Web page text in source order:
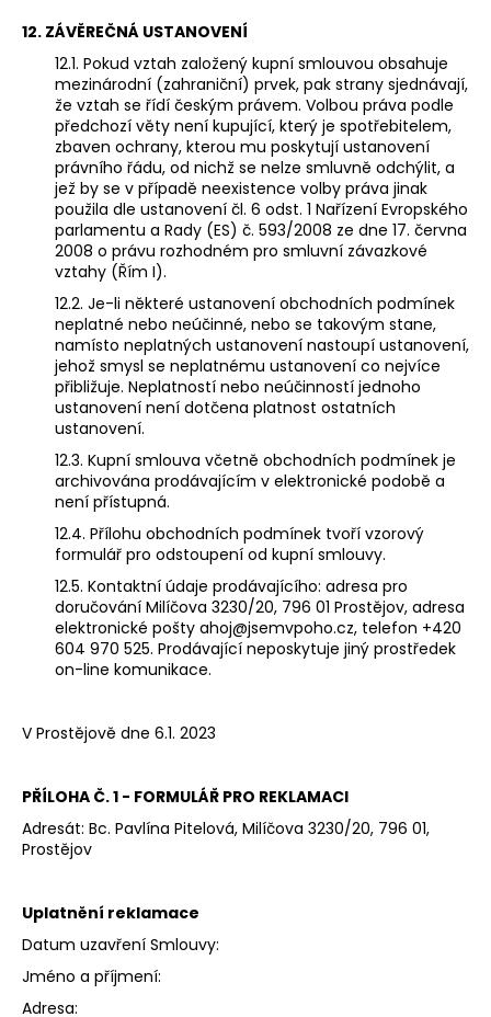
12. ZÁVĚREČNÁ USTANOVENÍ
12.1. Pokud vztah založený kupní smlouvou obsahuje
mezinárodní (zahraniční) prvek, pak strany sjednávají,
že vztah se řídí českým právem. Volbou práva podle
předchozí věty není kupující, který je spotřebitelem,
zbaven ochrany, kterou mu poskytují ustanovení
právního řádu, od nichž se nelze smluvně odchýlit, a
jež by se v případě neexistence volby práva jinak
použila dle ustanovení čl. 6 odst. 1 Nařízení Evropského
parlamentu a Rady (ES) č. 593/2008 ze dne 17. června
2008 o právu rozhodném pro smluvní závazkové
vztahy (Řím I).
12.2. Je-li některé ustanovení obchodních podmínek
neplatné nebo neúčinné, nebo se takovým stane,
namísto neplatných ustanovení nastoupí ustanovení,
jehož smysl se neplatnému ustanovení co nejvíce
přibližuje. Neplatností nebo neúčinností jednoho
ustanovení není dotčena platnost ostatních
ustanovení.
12.3. Kupní smlouva včetně obchodních podmínek je
archivována prodávajícím v elektronické podobě a
není přístupná.
12.4. Přílohu obchodních podmínek tvoří vzorový
formulář pro odstoupení od kupní smlouvy.
12.5. Kontaktní údaje prodávajícího: adresa pro
doručování Milíčova 3230/20, 796 01 Prostějov, adresa
elektronické pošty ahoj@jsemvpoho.cz, telefon +420
604 970 525. Prodávající neposkytuje jiný prostředek
on-line komunikace.
V Prostějově dne 6.1. 2023
PŘÍLOHA Č. 1 - FORMULÁŘ PRO REKLAMACI
Adresát: Bc. Pavlína Pitelová, Milíčova 3230/20, 796 01,
Prostějov
Uplatnění reklamace
Datum uzavření Smlouvy:
Jméno a příjmení:
Adresa: